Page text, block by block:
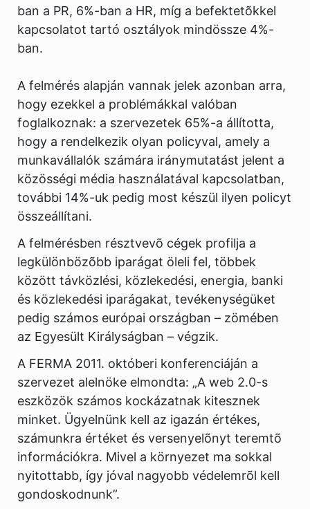
ban a PR, 6%-ban a HR, míg a befektetõkkel
kapcsolatot tartó osztályok mindössze 4%-
ban.
A felmérés alapján vannak jelek azonban arra,
hogy ezekkel a problémákkal valóban
foglalkoznak: a szervezetek 65%-a állította,
hogy a rendelkezik olyan policyval, amely a
munkavállalók számára iránymutatást jelent a
közösségi média használatával kapcsolatban,
további 14%-uk pedig most készül ilyen policyt
összeállítani.
A felmérésben résztvevõ cégek profilja a
legkülönbözõbb iparágat öleli fel, többek
között távközlési, közlekedési, energia, banki
és közlekedési iparágakat, tevékenységüket
pedig számos európai országban – zömében
az Egyesült Királyságban – végzik.
A FERMA 2011. októberi konferenciáján a
szervezet alelnöke elmondta: „A web 2.0-s
eszközök számos kockázatnak kitesznek
minket. Ügyelnünk kell az igazán értékes,
számunkra értéket és versenyelõnyt teremtõ
információkra. Mivel a környezet ma sokkal
nyitottabb, így jóval nagyobb védelemrõl kell
gondoskodnunk”.